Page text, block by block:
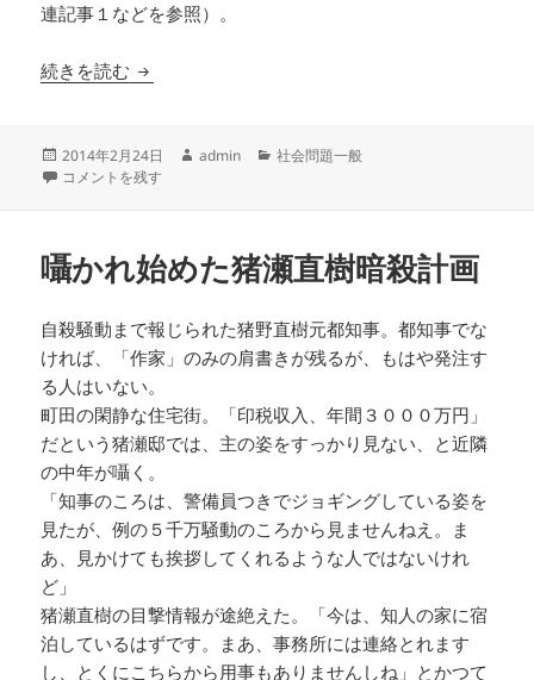
連記事１などを参照）。
続きを読む 冤罪を訴える下関女児殺害事件の被告人男性が
投
稿
2014年2月24日
作
admin
カ
社会問題一般
冤罪を訴える下関女児殺害事件の被告人男性が明かしたマスコミへの怒
コメントを残す
囁かれ始めた猪瀬直樹暗殺計画
自殺騒動まで報じられた猪野直樹元都知事。都知事でな
ければ、「作家」のみの肩書きが残るが、もはや発注す
る人はいない。
町田の閑静な住宅街。「印税収入、年間３０００万円」
だという猪瀬邸では、主の姿をすっかり見ない、と近隣
の中年が囁く。
「知事のころは、警備員つきでジョギングしている姿を
見たが、例の５千万騒動のころから見ませんねえ。ま
あ、見かけても挨拶してくれるような人ではないけれ
ど」
猪瀬直樹の目撃情報が途絶えた。「今は、知人の家に宿
泊しているはずです。まあ、事務所には連絡とれます
し、とくにこちらから用事もありませんしね」とかつて